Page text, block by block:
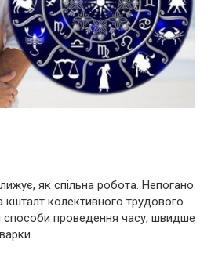
як спільна робота. Непогано
кшталт колективного трудового
способи проведення часу, швидше